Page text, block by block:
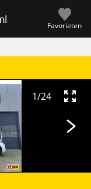
Favorieten
1/24